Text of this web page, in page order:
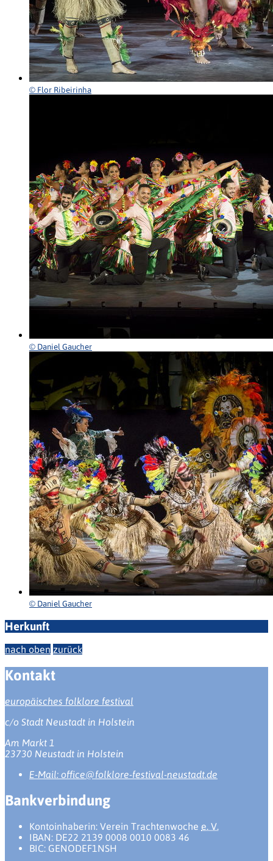
© Flor Ribeirinha
© Daniel Gaucher
© Daniel Gaucher
Herkunft
nach oben zurück
Kontakt
europäisches folklore festival
c/o Stadt Neustadt in Holstein
Am Markt 1
23730 Neustadt in Holstein
E-Mail: office@folklore-festival-neustadt.de
Bankverbindung
Kontoinhaberin: Verein Trachtenwoche e. V.
IBAN: DE22 2139 0008 0010 0083 46
BIC: GENODEF1NSH